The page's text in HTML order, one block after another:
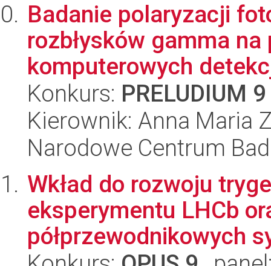
Badanie polaryzacji
rozbłysków gamma
komputerowych
Konkurs: PRELUDIUM 9
Kierownik: Anna Maria
Narodowe Centrum
Wkład do rozwoju
eksperymentu LHCb
półprzewodnikowych